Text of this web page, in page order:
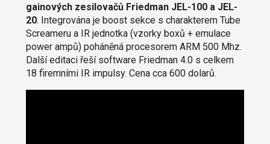
gainových zesilovačů Friedman JEL-100 a JEL-
20. Integrována je boost sekce s charakterem Tube
Screameru a IR jednotka (vzorky boxů + emulace
power ampů) poháněná procesorem ARM 500 Mhz.
Další editaci řeší software Friedman 4.0 s celkem
18 firemními IR impulsy. Cena cca 600 dolarů.